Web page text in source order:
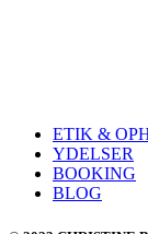
ETIK &
YDELSER
BOOKING
BLOG